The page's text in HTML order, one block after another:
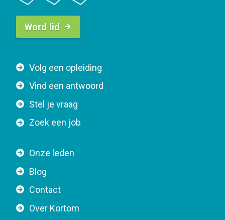
F
o
t
e
a
v
i
a
Volg een opleiding
Vind een antwoord
Stel je vraag
Zoek een job
Onze leden
Blog
Contact
Over Kortom
B
t
o
n
a
v
g
t
i
o
Word lid